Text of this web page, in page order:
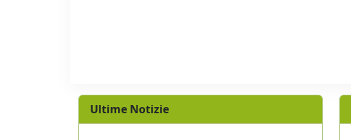
Ultime Notizie